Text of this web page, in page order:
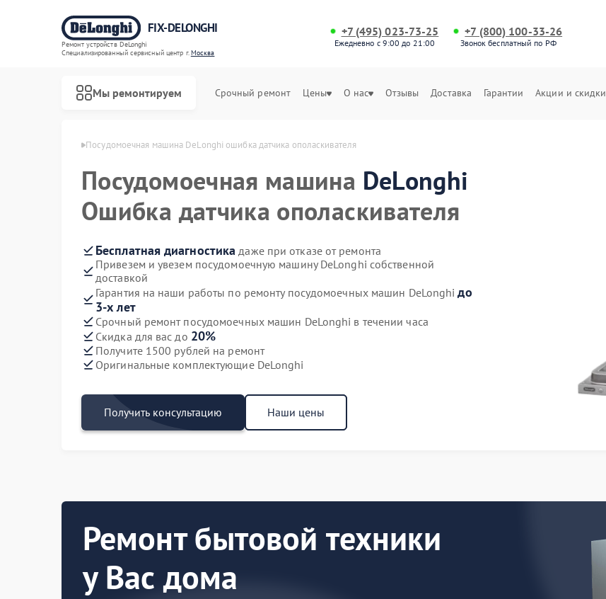
FIX-DELONGHI
Ремонт устройств DeLonghi
Специализированный cервисный центр г.Москва
+7 (495) 023-73-25
Ежедневно с 9:00 до 21:00
+7 (800) 100-33-26
Звонок бесплатный по РФ
Мы ремонтируем Срочный ремонт Цены О нас Отзывы Доставка Гарантии Акции и скидки
в Москве Посудомоечная машина DeLonghi ошибка датчика ополаскивателя
Посудомоечная машина DeLonghi
Ошибка датчика ополаскивателя
Бесплатная диагностика даже при отказе от ремонта
Привезем и увезем посудомоечную машину DeLonghi собственной
доставкой
Гарантия на наши работы по ремонту посудомоечных машин DeLonghiдо
3-х лет
Срочный ремонт посудомоечных машин DeLonghi в течении часа
Скидка для вас до 20%
Получите 1500 рублей на ремонт
Оригинальные комплектующие DeLonghi
Получить консультацию Наши цены
Ремонт бытовой техники
у Вас дома